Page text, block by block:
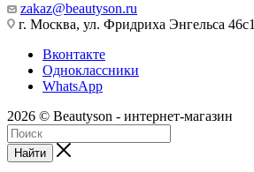
zakaz@beautyson.ru
г. Москва, ул. Фридриха Энгельса 46с1
Вконтакте
Одноклассники
WhatsApp
2026 © Beautyson - интернет-магазин
Найти